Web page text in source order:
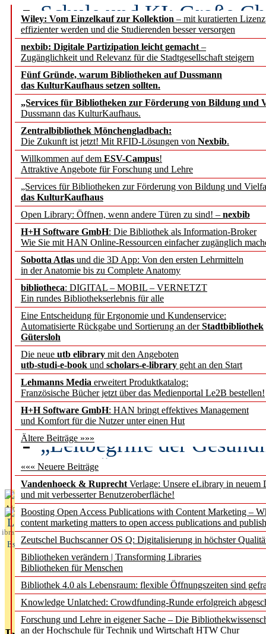
Wiley: Vom Einzelkauf zur Kollektion – mit kuratierten
effizienter werden und die Studierenden besser versorgen
nexbib: Digitale Partizipation leicht gemacht –
Zugänglichkeit und Relevanz für die Stadtgesellschaft steigern
Fünf Gründe, warum Bibliotheken auf Dussmann
das KulturKaufhaus setzen sollten.
„Services für Bibliotheken zur Förderung von Bildung und
Dussmann das KulturKaufhaus.
Zentralbibliothek Mönchengladbach:
Die Zukunft ist jetzt! Mit RFID-Lösungen von Nexbib.
Willkommen auf dem ESV-Campus!
Attraktive Angebote für Forschung und Lehre
„Services für Bibliotheken zur Förderung von Bildung und
das KulturKaufhaus
Open Library: Öffnen, wenn andere Türen zu sind! – nexbib
H+H Software GmbH: Die Bibliothek als Information-Broker
Wie Sie mit HAN Online-Ressourcen einfacher zugänglich
Sobotta Atlas und die 3D App: Von den ersten Lehrmitteln
in der Anatomie bis zu Complete Anatomy
bibliotheca: DIGITAL – MOBIL – VERNETZT
Ein rundes Bibliothekserlebnis für alle
Eine Entscheidung für Ergonomie und Kundenservice:
Automatisierte Rückgabe und Sortierung an derStadtbibliothek
Gütersloh
Die neue utb elibrary mit den Angeboten
utb-studi-e-book und scholars-e-library geht an den Start
Lehmanns Media erweitert Produktkatalog:
Französische Bücher jetzt über das Medienportal Le2B bestellen!
H+H Software GmbH: HAN bringt effektives Management
und Komfort für die Nutzer unter einen Hut
Ältere Beiträge »»»
««« Neuere Beiträge
Vandenhoeck & Ruprecht Verlage: Unsere eLibrary in neuem
und mit verbesserter Benutzeroberfläche!
Boosting Open Access Publications with Content Marketing –
content marketing matters to open access publications and
Zeutschel Buchscanner OS Q: Digitalisierung in höchster
Bibliotheken verändern | Transforming Libraries
Bibliotheken für Menschen
Bibliothek 4.0 als Lebensraum: flexible Öffnungszeiten sind
Knowledge Unlatched: Crowdfunding-Runde erfolgreich
Forschung und Lehre in eigener Sache – Die
an der Hochschule für Technik und Wirtschaft HTW Chur
Schule und KI: Große
Voraussetzungen
Erfolgreiches erstes
Segment Research –
angepasst
konstruktiv!
Mohr Siebeck
und die Zeitschrift für
Francke Attempto
EBSCO Information
Recherchefunktionen in
Sorbisches Institut neu
Geschichte und
Künstliche Intelligenz
besser zu verstehen
„Leitbegriffe der
des BIÖG erscheinen
Aktuelles aus
L
ibrary
Essentials